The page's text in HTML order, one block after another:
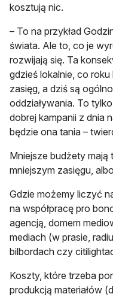
kosztują nic.
– To na przykład
świata. Ale to, co je
rozwijają się. Ta
gdzieś lokalnie, co
zasięg, a dziś są
oddziaływania. To
dobrej kampanii z dnia
będzie ona tania –
Mniejsze budżety mają
mniejszym zasięgu,
Gdzie możemy liczyć
na współpracę pro
agencją, domem
mediach (w prasie,
bilbordach czy
Koszty, które trzeba
produkcją materiałów